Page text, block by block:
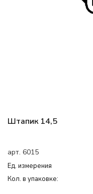
Штапик 14,5
арт. 6015
Ед. измерения
Кол. в упаковке: